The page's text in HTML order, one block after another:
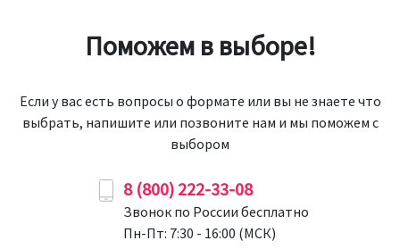
Поможем в выборе!
Если у вас есть вопросы о формате или вы не знаете что
выбрать, напишите или позвоните нам и мы поможем с
выбором
8 (800) 222-33-08
Звонок по России бесплатно
Пн-Пт: 7:30 - 16:00 (МСК)